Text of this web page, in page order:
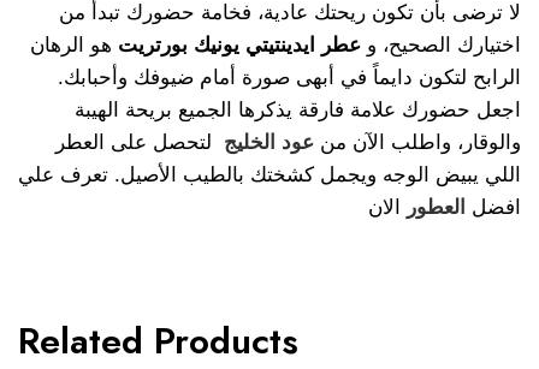
لا ترضى بأن تكون ريحتك عادية، فخامة حضورك تبدأ من
اختيارك الصحيح، و عطر ايدينتيتي يونيك بورتريت هو الرهان
الرابح لتكون دايماً في أبهى صورة أمام ضيوفك وأحبابك.
اجعل حضورك علامة فارقة يذكرها الجميع بريحة الهيبة
والوقار، واطلب الآن من عود الخليج لتحصل على العطر
اللي يبيض الوجه ويجمل كشختك بالطيب الأصيل. تعرف علي
افضل العطور الان
Related Products